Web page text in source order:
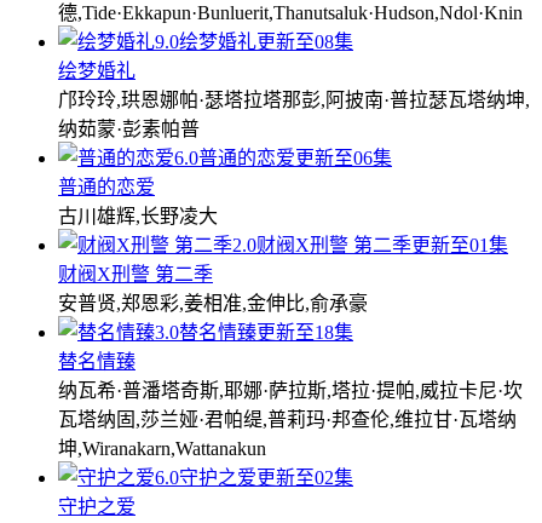
德,Tide·Ekkapun·Bunluerit,Thanutsaluk·Hudson,Ndol·Knin
9.0绘梦婚礼更新至08集
绘梦婚礼
邝玲玲,珙恩娜帕·瑟塔拉塔那彭,阿披南·普拉瑟瓦塔纳坤,
纳茹蒙·彭素帕普
6.0普通的恋爱更新至06集
普通的恋爱
古川雄辉,长野凌大
2.0财阀X刑警 第二季更新至01集
财阀X刑警 第二季
安普贤,郑恩彩,姜相准,金伸比,俞承豪
3.0替名情臻更新至18集
替名情臻
纳瓦希·普潘塔奇斯,耶娜·萨拉斯,塔拉·提帕,威拉卡尼·坎
瓦塔纳固,莎兰娅·君帕缇,普莉玛·邦查伦,维拉甘·瓦塔纳
坤,Wiranakarn,Wattanakun
6.0守护之爱更新至02集
守护之爱